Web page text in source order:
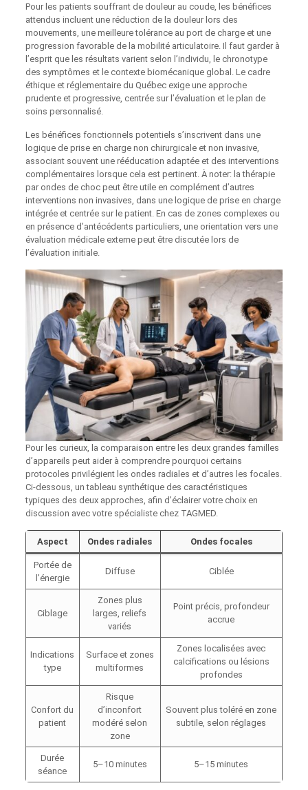
Pour les patients souffrant de douleur au coude, les bénéfices
attendus incluent une réduction de la douleur lors des
mouvements, une meilleure tolérance au port de charge et une
progression favorable de la mobilité articulatoire. Il faut garder à
l’esprit que les résultats varient selon l’individu, le chronotype
des symptômes et le contexte biomécanique global. Le cadre
éthique et réglementaire du Québec exige une approche
prudente et progressive, centrée sur l’évaluation et le plan de
soins personnalisé.
Les bénéfices fonctionnels potentiels s’inscrivent dans une
logique de prise en charge non chirurgicale et non invasive,
associant souvent une rééducation adaptée et des interventions
complémentaires lorsque cela est pertinent. À noter: la thérapie
par ondes de choc peut être utile en complément d’autres
interventions non invasives, dans une logique de prise en charge
intégrée et centrée sur le patient. En cas de zones complexes ou
en présence d’antécédents particuliers, une orientation vers une
évaluation médicale externe peut être discutée lors de
l’évaluation initiale.
Pour les curieux, la comparaison entre les deux grandes familles
d’appareils peut aider à comprendre pourquoi certains
protocoles privilégient les ondes radiales et d’autres les focales.
Ci-dessous, un tableau synthétique des caractéristiques
typiques des deux approches, afin d’éclairer votre choix en
discussion avec votre spécialiste chez TAGMED.
Aspect Ondes radiales Ondes focales
Portée de
l’énergie
Diffuse Ciblée
Ciblage
Zones plus
larges, reliefs
variés
Point précis, profondeur
accrue
Indications
type
Surface et zones
multiformes
Zones localisées avec
calcifications ou lésions
profondes
Confort du
patient
Risque
d’inconfort
modéré selon
zone
Souvent plus toléré en zone
subtile, selon réglages
Durée
séance
5–10 minutes 5–15 minutes